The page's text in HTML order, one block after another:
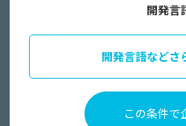
開発言
開発言語などさ